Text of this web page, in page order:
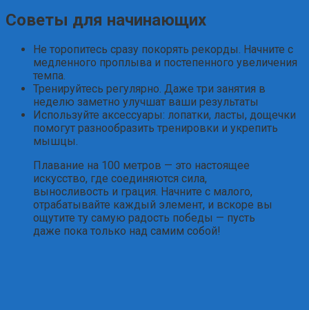
Советы для начинающих
Не торопитесь сразу покорять рекорды. Начните с
медленного проплыва и постепенного увеличения
темпа.
Тренируйтесь регулярно. Даже три занятия в
неделю заметно улучшат ваши результаты
Используйте аксессуары: лопатки, ласты, дощечки
помогут разнообразить тренировки и укрепить
мышцы.
Плавание на 100 метров — это настоящее
искусство, где соединяются сила,
выносливость и грация. Начните с малого,
отрабатывайте каждый элемент, и вскоре вы
ощутите ту самую радость победы — пусть
даже пока только над самим собой!